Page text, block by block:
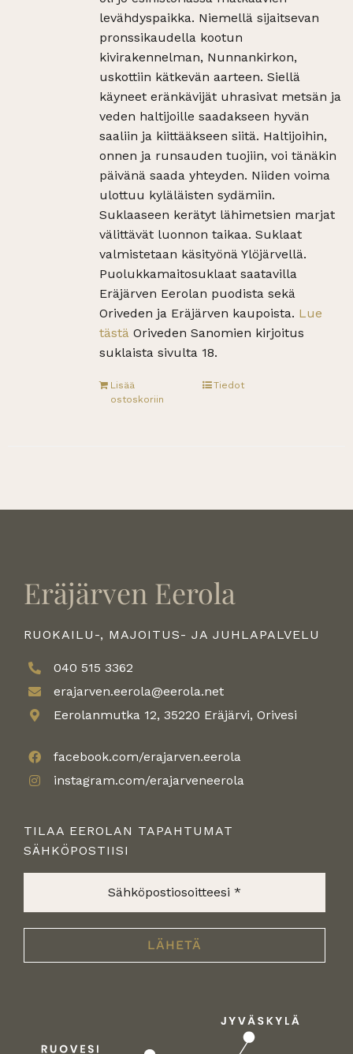
levähdyspaikka. Niemellä sijaitsevan
pronssikaudella kootun
kivirakennelman, Nunnankirkon,
uskottiin kätkevän aarteen. Siellä
käyneet eränkävijät uhrasivat metsän ja
veden haltijoille saadakseen hyvän
saaliin ja kiittääkseen siitä. Haltijoihin,
onnen ja runsauden tuojiin, voi tänäkin
päivänä saada yhteyden. Niiden voima
ulottuu kyläläisten sydämiin.
Suklaaseen kerätyt lähimetsien marjat
välittävät luonnon taikaa. Suklaat
valmistetaan käsityönä Ylöjärvellä.
Puolukkamaitosuklaat saatavilla
Eräjärven Eerolan puodista sekä
Oriveden ja Eräjärven kaupoista. Lue
tästäOriveden Sanomien kirjoitus
suklaista sivulta 18.
Lisää
ostoskoriin
Tiedot
Eräjärven Eerola
RUOKAILU-, MAJOITUS- JA JUHLAPALVELU
040 515 3362
erajarven.eerola@eerola.net
Eerolanmutka 12, 35220 Eräjärvi, Orivesi
facebook.com/erajarven.eerola
instagram.com/erajarveneerola
TILAA EEROLAN TAPAHTUMAT
SÄHKÖPOSTIISI
*